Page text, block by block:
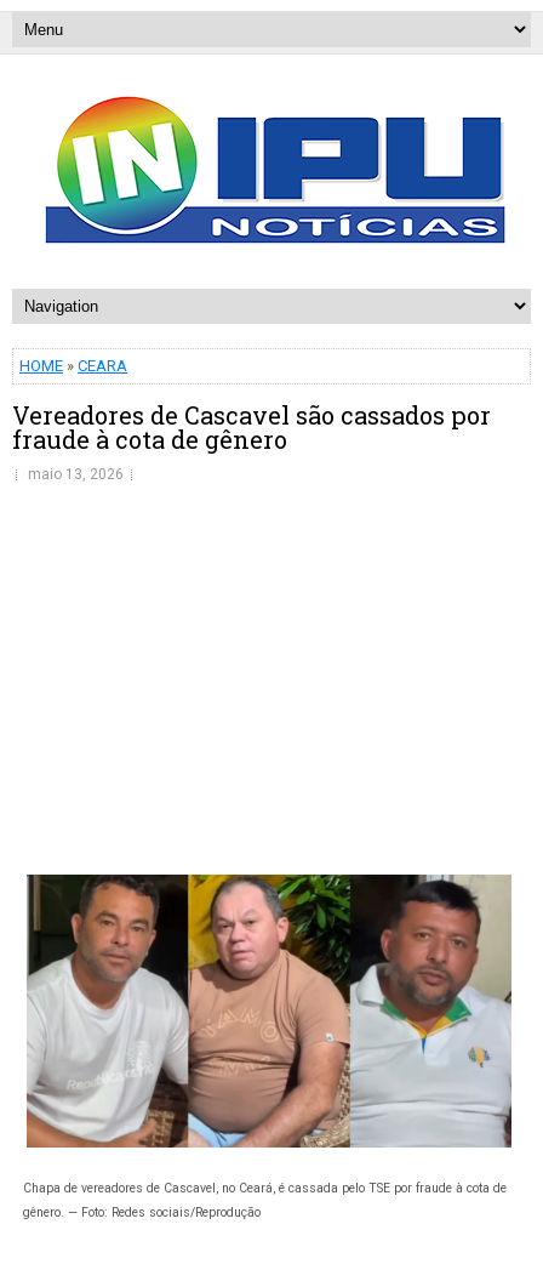
HOME » CEARA
Vereadores de Cascavel são cassados por
fraude à cota de gênero
maio 13, 2026
Chapa de vereadores de Cascavel, no Ceará, é cassada pelo TSE por fraude à cota de
gênero. — Foto: Redes sociais/Reprodução